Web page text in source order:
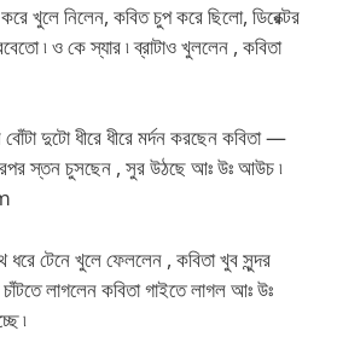
করে খুলে নিলেন, কবিত চুপ করে ছিলো, ডিরেক্টর
৷ ও কে স্যার ৷ ব্রাটাও খুললেন , কবিতা
দুটো ধীরে ধীরে মর্দন করছেন কবিতা —
স্তন চুসছেন , সুর উঠছে আঃ উঃ আউচ ৷
ধরে টেনে খুলে ফেললেন , কবিতা খুব সুন্দর
চাঁটতে লাগলেন কবিতা গাইতে লাগল আঃ উঃ
৷